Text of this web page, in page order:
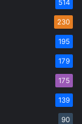
514
230
195
179
175
139
90